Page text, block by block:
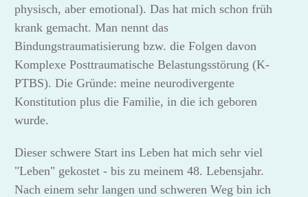
physisch, aber emotional). Das hat mich schon früh
krank gemacht. Man nennt das
Bindungstraumatisierung bzw. die Folgen davon
Komplexe Posttraumatische Belastungsstörung (K-
PTBS). Die Gründe: meine neurodivergente
Konstitution plus die Familie, in die ich geboren
wurde.
Dieser schwere Start ins Leben hat mich sehr viel
"Leben" gekostet - bis zu meinem 48. Lebensjahr.
Nach einem sehr langen und schweren Weg bin ich